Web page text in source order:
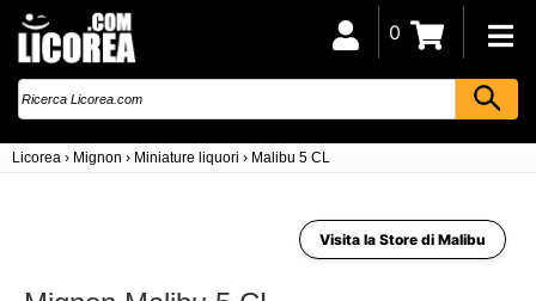
Licorea › Mignon › Miniature liquori › Malibu 5 CL
0
Visita la Store di Malibu